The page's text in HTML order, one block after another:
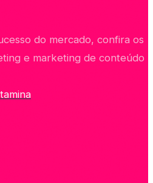
do mercado, confira os
e marketing de conteúdo